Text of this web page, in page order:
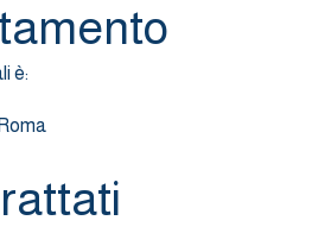
è: